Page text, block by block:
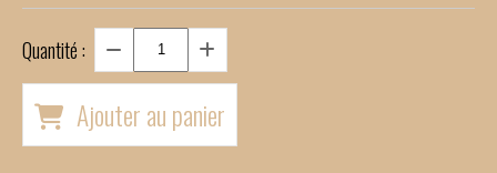
Quantité :
Ajouter au panier